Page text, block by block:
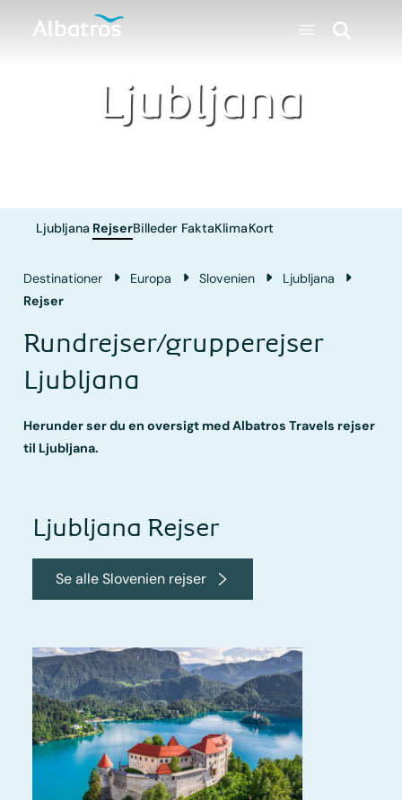
Ljubljana
Ljubljana RejserBilleder FaktaKlimaKort
Destinationer Europa Slovenien
Ljubljana
Rejser
Rundrejser/grupperejser
Ljubljana
Herunder ser du en oversigt med Albatros Travels rejser
til Ljubljana.
Ljubljana Rejser
Se alle Slovenien rejser